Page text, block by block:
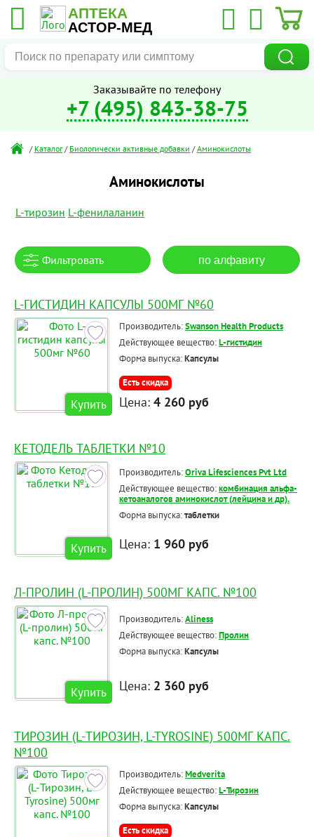
АПТЕКА
АСТОР-МЕД
Заказывайте по телефону
+7 (495) 843-38-75
/ Каталог / Биологически активные добавки /Аминокислоты
Аминокислоты
L-тирозин L-фенилаланин
Фильтровать по алфавиту
L-ГИСТИДИН КАПСУЛЫ 500МГ №60
Купить
Производитель:Swanson Health Products
Действующее вещество:L-гистидин
Форма выпуска:Капсулы
Есть скидка
Цена: 4 260 руб
КЕТОДЕЛЬ ТАБЛЕТКИ №10
Купить
Производитель:Oriva Lifesciences Pvt Ltd
Действующее вещество:комбинация альфа-
кетоаналогов аминокислот (лейцина и др).
Форма выпуска:таблетки
Цена: 1 960 руб
Л-ПРОЛИН (L-ПРОЛИН) 500МГ КАПС. №100
Купить
Производитель:Aliness
Действующее вещество:Пролин
Форма выпуска:Капсулы
Цена: 2 360 руб
ТИРОЗИН (L-ТИРОЗИН, L-TYROSINE) 500МГ КАПС.
№100
Производитель:Medverita
Действующее вещество:L-Тирозин
Форма выпуска:Капсулы
Есть скидка